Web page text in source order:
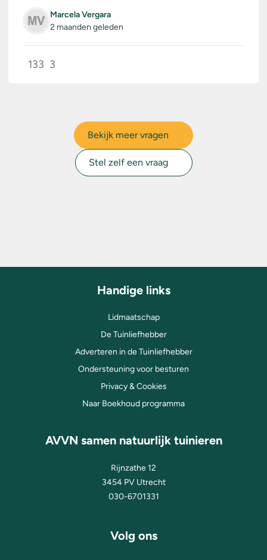
Marcela Vergara
2 maanden geleden
133 3
Bekijk meer vragen
Stel zelf een vraag
Handige links
Lidmaatschap
De Tuinliefhebber
Adverteren in de Tuinliefhebber
Ondersteuning voor besturen
Privacy & Cookies
Naar Boekhoud programma
AVVN samen natuurlijk tuinieren
Rijnzathe 12
3454 PV Utrecht
030-6701331
Volg ons